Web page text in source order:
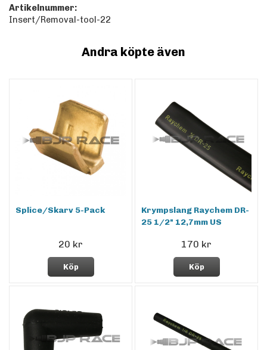
Artikelnummer:
Insert/Removal-tool-22
Andra köpte även
Splice/Skarv 5-Pack
20 kr
Köp
Krympslang Raychem DR-
25 1/2" 12,7mm US
170 kr
Köp